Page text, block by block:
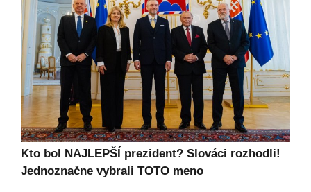
Kto bol NAJLEPŠÍ prezident? Slováci rozhodli!
Jednoznačne vybrali TOTO meno